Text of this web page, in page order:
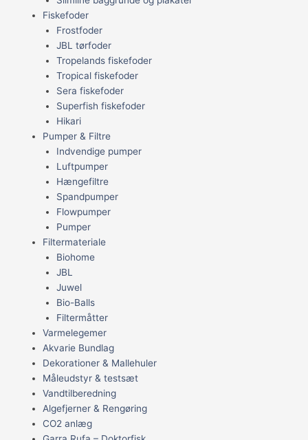
Fiskefoder
Frostfoder
JBL tørfoder
Tropelands fiskefoder
Tropical fiskefoder
Sera fiskefoder
Superfish fiskefoder
Hikari
Pumper & Filtre
Indvendige pumper
Luftpumper
Hængefiltre
Spandpumper
Flowpumper
Pumper
Filtermateriale
Biohome
JBL
Juwel
Bio-Balls
Filtermåtter
Varmelegemer
Akvarie Bundlag
Dekorationer & Mallehuler
Måleudstyr & testsæt
Vandtilberedning
Algefjerner & Rengøring
CO2 anlæg